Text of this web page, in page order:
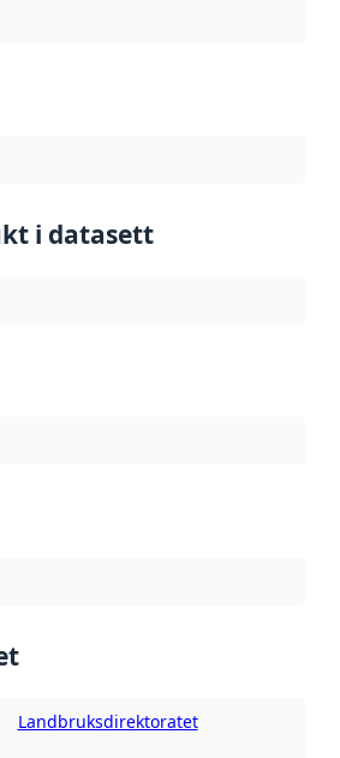
i datasett
Landbruksdirektoratet